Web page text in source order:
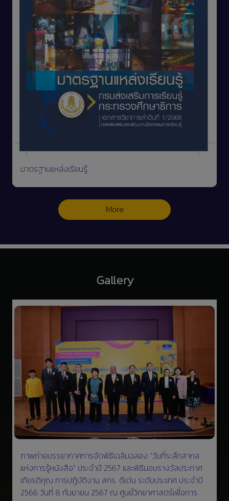
มาตรฐานแหล่งเรียนรู้
More
Gallery
ภาพถ่ายบรรยากาศการจัดพิธีเฉลิมฉลอง "วันที่ระลึกสากล
แห่งการรู้หนังสือ" ประจำปี 2567 และพิธีมอบรางวัลประกาศ
เกียรติคุณ การปฏิบัติงาน สกร. ดีเด่น ระดับประเทศ ประจำปี
2566 วันที่ 8 กันยายน 2567 ณ ศูนย์วิทยาศาสตร์เพื่อการ